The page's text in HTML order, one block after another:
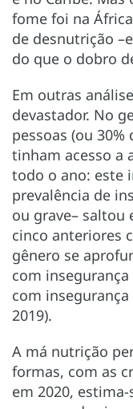
fome foi na
de desnutrição
do que o dobro
Em outras
devastador. No
pessoas (ou
tinham acesso a
todo o ano: este
prevalência de
ou grave–
cinco anteriores
gênero se
com
com
2019).
A má nutrição
formas, com as
em 2020,